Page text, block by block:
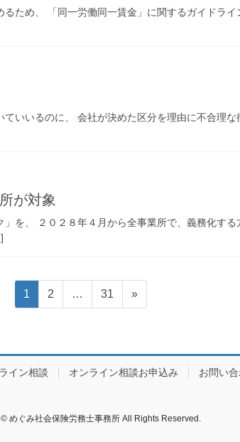
ため、 「同一労働同一賃金」に関するガイドラ
いいるのに、 会社が決めた区分を理由に不合理
が対象
を、 ２０２８年４月から全事業所で、義務化す
固
定
ジ
1
固
定
2 …
固
定
ジ
31 »
イン相談 オンライン相談お申込み お問い
めぐみ社会保険労務士事務所 All Rights Reserved.